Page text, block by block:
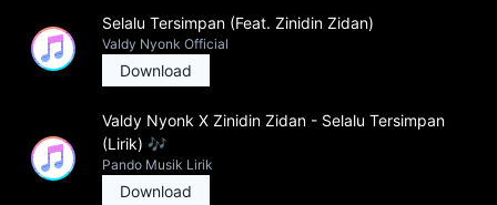
Selalu Tersimpan (Feat. Zinidin Zidan)
Valdy Nyonk Official
Download
Valdy Nyonk X Zinidin Zidan - Selalu Tersimpan
(Lirik) 🎶
Pando Musik Lirik
Download